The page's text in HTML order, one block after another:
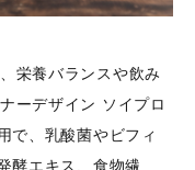
栄養バランスや飲み
ーデザイン ソイプロ
で、乳酸菌やビフィ
酵エキス、食物繊